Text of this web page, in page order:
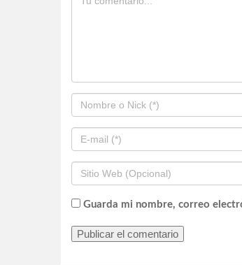
Guarda mi nombre, correo